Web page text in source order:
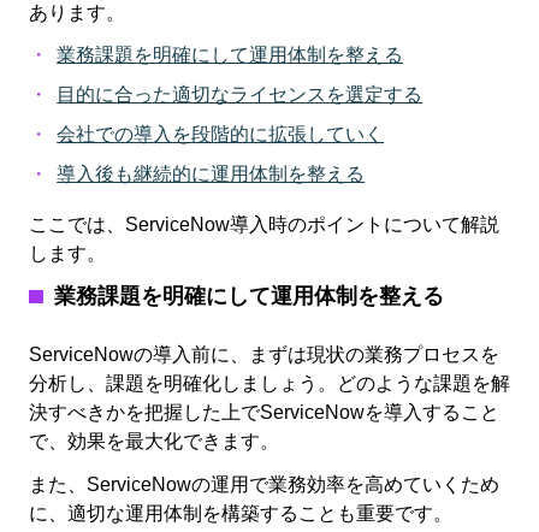
あります。
業務課題を明確にして運用体制を整える
目的に合った適切なライセンスを選定する
会社での導入を段階的に拡張していく
導入後も継続的に運用体制を整える
ここでは、ServiceNow導入時のポイントについて解説
します。
業務課題を明確にして運用体制を整える
ServiceNowの導入前に、まずは現状の業務プロセスを
分析し、課題を明確化しましょう。どのような課題を解
決すべきかを把握した上でServiceNowを導入すること
で、効果を最大化できます。
また、ServiceNowの運用で業務効率を高めていくため
に、適切な運用体制を構築することも重要です。